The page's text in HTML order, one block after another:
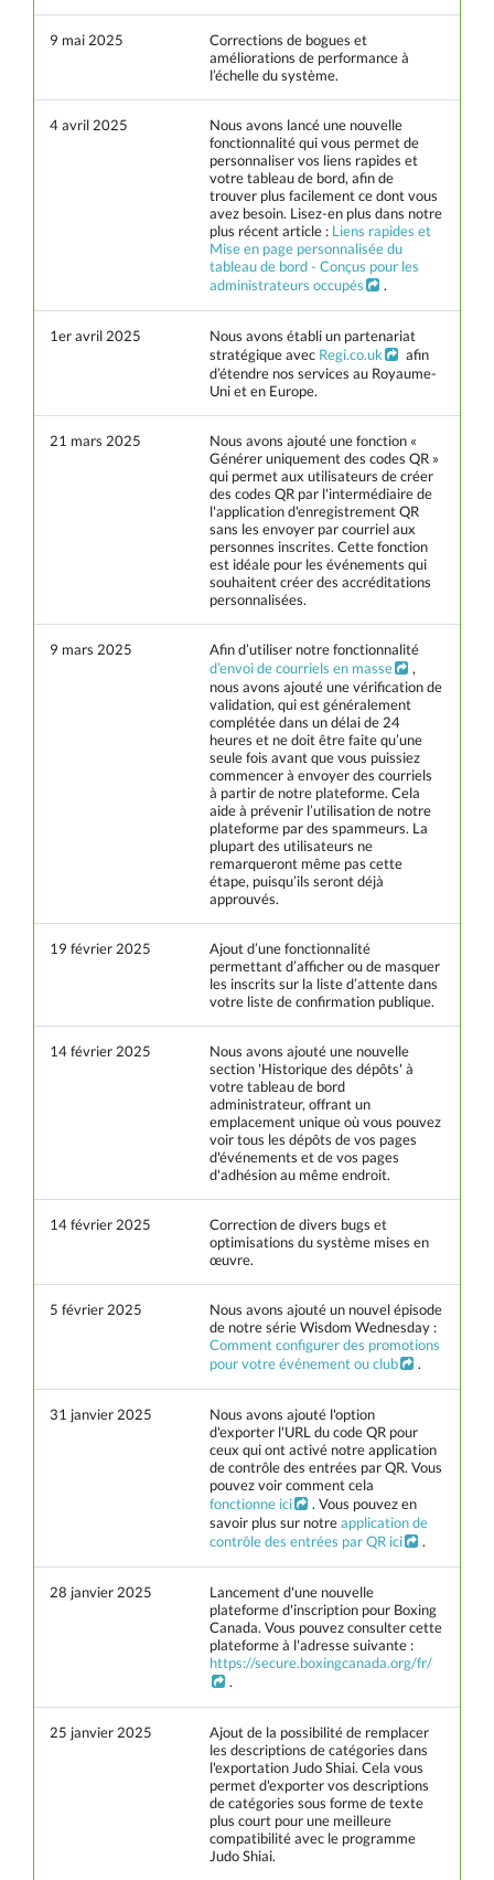
9 mai 2025
Corrections de bogues et
améliorations de performance à
l’échelle du système.
4 avril 2025
Nous avons lancé une nouvelle
fonctionnalité qui vous permet de
personnaliser vos liens rapides et
votre tableau de bord, afin de
trouver plus facilement ce dont vous
avez besoin. Lisez-en plus dans notre
plus récent article : Liens rapides et
Mise en page personnalisée du
tableau de bord - Conçus pour les
administrateurs occupés
.
1er avril 2025
Nous avons établi un partenariat
stratégique avec Regi.co.uk
afin
d’étendre nos services au Royaume-
Uni et en Europe.
21 mars 2025
Nous avons ajouté une fonction «
Générer uniquement des codes QR »
qui permet aux utilisateurs de créer
des codes QR par l'intermédiaire de
l'application d'enregistrement QR
sans les envoyer par courriel aux
personnes inscrites. Cette fonction
est idéale pour les événements qui
souhaitent créer des accréditations
personnalisées.
9 mars 2025
Afin d’utiliser notre fonctionnalité
d’envoi de courriels en masse
,
nous avons ajouté une vérification de
validation, qui est généralement
complétée dans un délai de 24
heures et ne doit être faite qu’une
seule fois avant que vous puissiez
commencer à envoyer des courriels
à partir de notre plateforme. Cela
aide à prévenir l’utilisation de notre
plateforme par des spammeurs. La
plupart des utilisateurs ne
remarqueront même pas cette
étape, puisqu’ils seront déjà
approuvés.
19 février 2025
Ajout d’une fonctionnalité
permettant d’afficher ou de masquer
les inscrits sur la liste d’attente dans
votre liste de confirmation publique.
14 février 2025
Nous avons ajouté une nouvelle
section 'Historique des dépôts' à
votre tableau de bord
administrateur, offrant un
emplacement unique où vous pouvez
voir tous les dépôts de vos pages
d'événements et de vos pages
d'adhésion au même endroit.
14 février 2025
Correction de divers bugs et
optimisations du système mises en
œuvre.
5 février 2025
Nous avons ajouté un nouvel épisode
de notre série Wisdom Wednesday :
Comment configurer des promotions
pour votre événement ou club
.
31 janvier 2025
Nous avons ajouté l'option
d'exporter l'URL du code QR pour
ceux qui ont activé notre application
de contrôle des entrées par QR. Vous
pouvez voir comment cela
fonctionne ici
. Vous pouvez en
savoir plus sur notreapplication de
contrôle des entrées par QR ici
.
28 janvier 2025
Lancement d'une nouvelle
plateforme d'inscription pour Boxing
Canada. Vous pouvez consulter cette
plateforme à l'adresse suivante :
https://secure.boxingcanada.org/fr/
.
25 janvier 2025
Ajout de la possibilité de remplacer
les descriptions de catégories dans
l'exportation Judo Shiai. Cela vous
permet d'exporter vos descriptions
de catégories sous forme de texte
plus court pour une meilleure
compatibilité avec le programme
Judo Shiai.